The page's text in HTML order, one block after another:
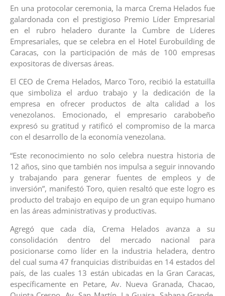
En una protocolar ceremonia, la marca Crema Helados fue
galardonada con el prestigioso Premio Líder Empresarial
en el rubro heladero durante la Cumbre de Líderes
Empresariales, que se celebra en el Hotel Eurobuilding de
Caracas, con la participación de más de 100 empresas
expositoras de diversas áreas.
El CEO de Crema Helados, Marco Toro, recibió la estatuilla
que simboliza el arduo trabajo y la dedicación de la
empresa en ofrecer productos de alta calidad a los
venezolanos. Emocionado, el empresario carabobeño
expresó su gratitud y ratificó el compromiso de la marca
con el desarrollo de la economía venezolana.
“Este reconocimiento no solo celebra nuestra historia de
12 años, sino que también nos impulsa a seguir innovando
y trabajando para generar fuentes de empleos y de
inversión”, manifestó Toro, quien resaltó que este logro es
producto del trabajo en equipo de un gran equipo humano
en las áreas administrativas y productivas.
Agregó que cada día, Crema Helados avanza a su
consolidación dentro del mercado nacional para
posicionarse como líder en la industria heladera, dentro
del cual suma 47 franquicias distribuidas en 14 estados del
país, de las cuales 13 están ubicadas en la Gran Caracas,
específicamente en Petare, Av. Nueva Granada, Chacao,